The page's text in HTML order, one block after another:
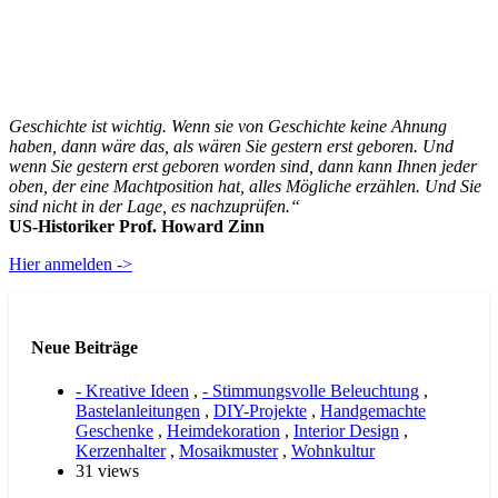
Geschichte ist wichtig. Wenn sie von Geschichte keine Ahnung
haben, dann wäre das, als wären Sie gestern erst geboren. Und
wenn Sie gestern erst geboren worden sind, dann kann Ihnen jeder
oben, der eine Machtposition hat, alles Mögliche erzählen. Und Sie
sind nicht in der Lage, es nachzuprüfen.“
US-Historiker Prof. Howard Zinn
Hier anmelden ->
Neue Beiträge
- Kreative Ideen , - Stimmungsvolle Beleuchtung ,
Bastelanleitungen , DIY-Projekte , Handgemachte
Geschenke , Heimdekoration , Interior Design ,
Kerzenhalter, Mosaikmuster, Wohnkultur
31 views